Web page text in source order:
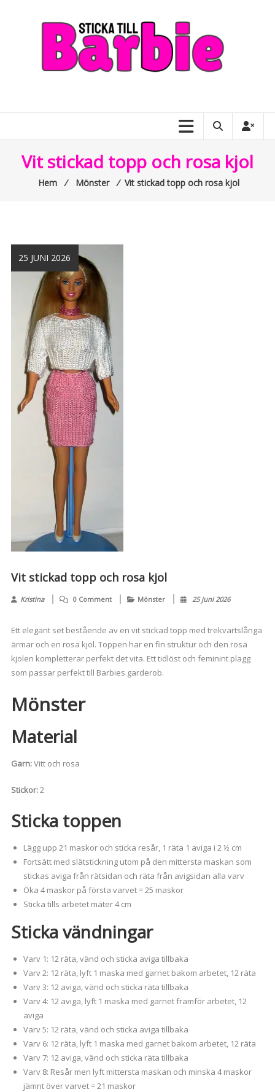
allt
Vit stickad topp och rosa kjol
Hem ⁄ Mönster ⁄ Vit stickad topp och rosa kjol
25 JUNI 2026
Vit stickad topp och rosa kjol
Kristina 0 Comment Mönster 25 juni 2026
Ett elegant set bestående av en vit stickad topp med trekvartslånga
ärmar och en rosa kjol. Toppen har en fin struktur och den rosa
kjolen kompletterar perfekt det vita. Ett tidlöst och feminint plagg
som passar perfekt till Barbies garderob.
Mönster
Material
Garn:Vitt och rosa
Stickor:2
Sticka toppen
Lägg upp 21 maskor och sticka resår, 1 räta 1 aviga i 2 ½ cm
Fortsätt med slätstickning utom på den mittersta maskan som
stickas aviga från rätsidan och räta från avigsidan alla varv
Öka 4 maskor på första varvet = 25 maskor
Sticka tills arbetet mäter 4 cm
Sticka vändningar
Varv 1: 12 räta, vänd och sticka aviga tillbaka
Varv 2: 12 räta, lyft 1 maska med garnet bakom arbetet, 12 räta
Varv 3: 12 aviga, vänd och sticka räta tillbaka
Varv 4: 12 aviga, lyft 1 maska med garnet framför arbetet, 12
aviga
Varv 5: 12 räta, vänd och sticka aviga tillbaka
Varv 6: 12 räta, lyft 1 maska med garnet bakom arbetet, 12 räta
Varv 7: 12 aviga, vänd och sticka räta tillbaka
Varv 8: Resår men lyft mittersta maskan och minska 4 maskor
jämnt över varvet = 21 maskor